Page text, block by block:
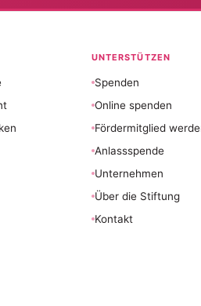
UNTERSTÜTZEN
Spenden
Online spenden
Fördermitglied
Anlassspende
Unternehmen
Über die Stiftung
Kontakt